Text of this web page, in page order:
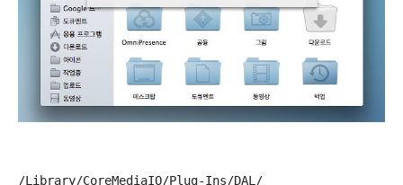
/Library/CoreMediaIO/Plug-Ins/DAL/